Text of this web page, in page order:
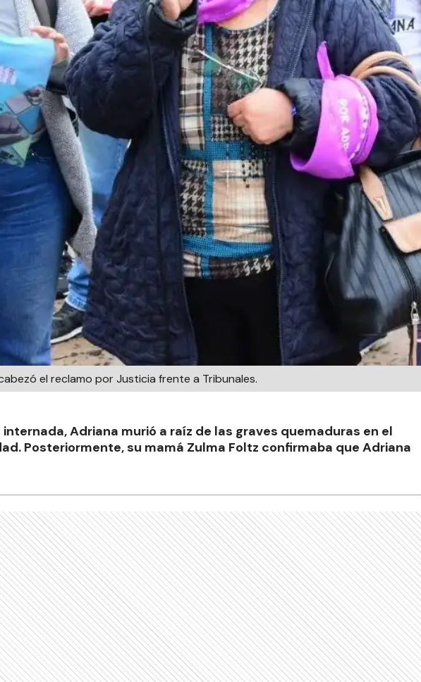
el reclamo por Justicia frente a Tribunales.
Adriana murió a raíz de las graves quemaduras en el
Posteriormente, su mamá Zulma Foltz confirmaba que Adriana